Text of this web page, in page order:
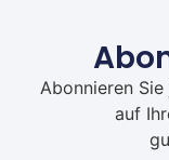
Abonnieren
auf